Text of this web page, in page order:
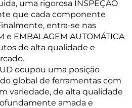
uma rigorosa INSPEÇÃO
que cada componente
entra-se nas
e EMBALAGEM AUTOMÁTICA
de alta qualidade e
ocupou uma posição
global de ferramentas com
variedade, de alta qualidade
amada e